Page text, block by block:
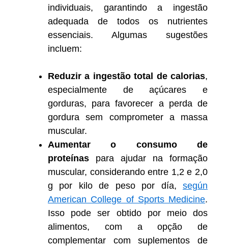
individuais, garantindo a ingestão
adequada de todos os nutrientes
essenciais. Algumas sugestões
incluem:
Reduzir a ingestão total de calorias,
especialmente de açúcares e
gorduras, para favorecer a perda de
gordura sem comprometer a massa
muscular.
Aumentar o consumo de
proteínas para ajudar na formação
muscular, considerando entre 1,2 e 2,0
g por kilo de peso por día, según
American College of Sports Medicine.
Isso pode ser obtido por meio dos
alimentos, com a opção de
complementar com suplementos de